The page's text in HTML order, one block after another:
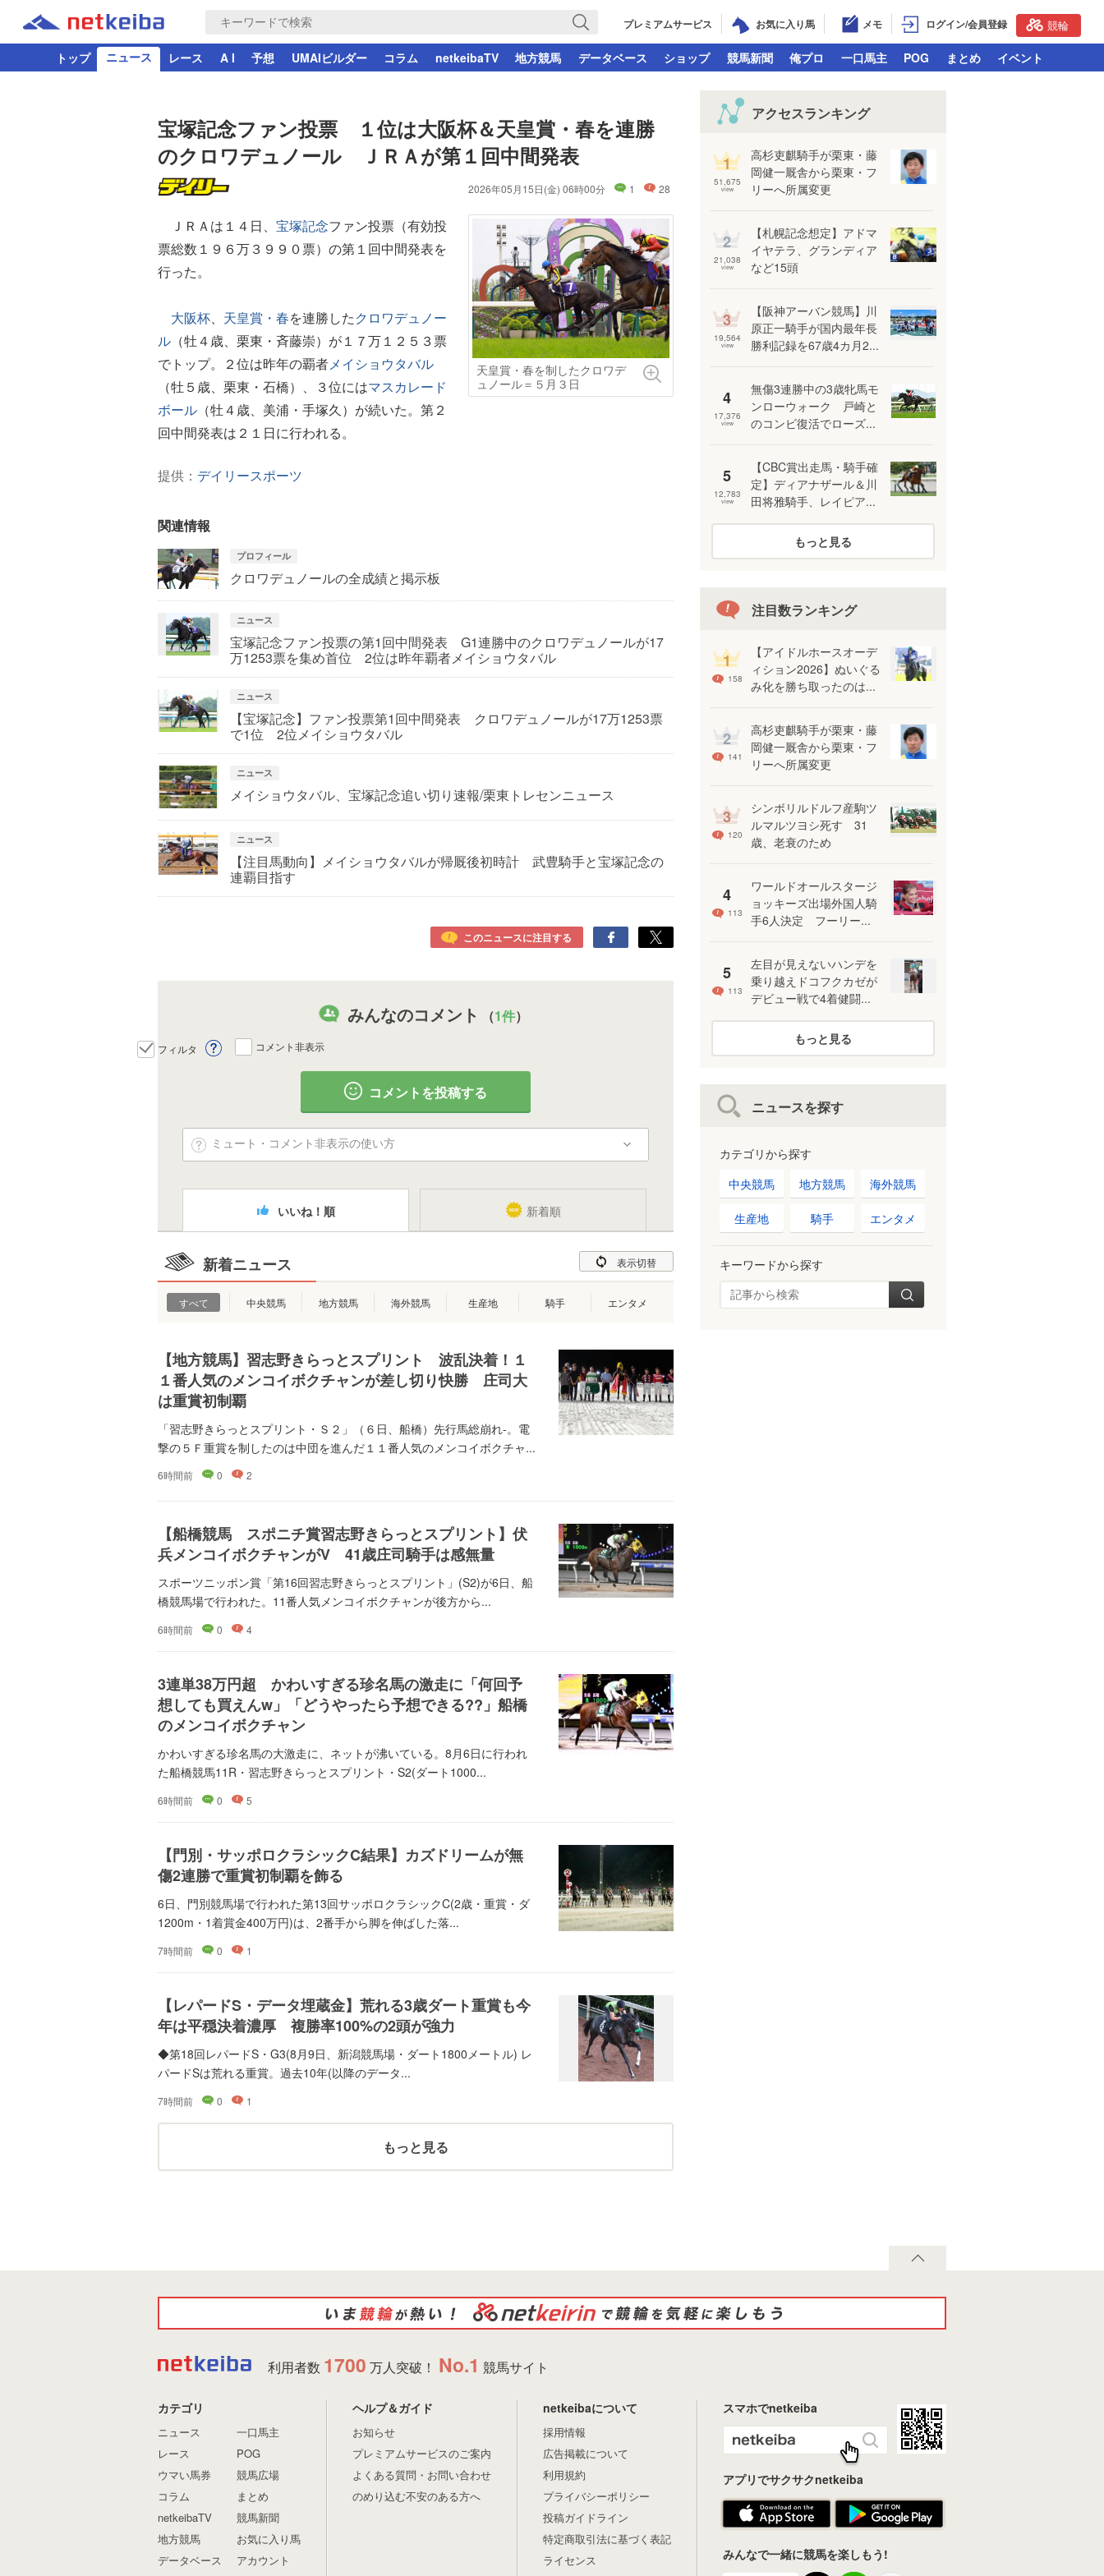
プレミアムサービス お気に入り馬 メモ ログイン/会員登録 競輪
トップ ニュース レース A I 予想 UMAIビルダー コラム netkeibaTV 地方競馬 データベース ショップ 競馬新聞 俺プロ 一口馬主 POG まとめ イベント
宝塚記念ファン投票 １位は大阪杯＆天皇賞・春を連勝
のクロワデュノール ＪＲＡが第１回中間発表
2026年05月15日(金) 06時00分 1 28
天皇賞・春を制したクロワデ
ュノール＝５月３日
ＪＲＡは１４日、 宝塚記念ファン投票（有効投
票総数１９６万３９９０票）の第１回中間発表を
行った。
大阪杯、 天皇賞・春を連勝したクロワデュノー
ル （牡４歳、栗東・斉藤崇）が１７万１２５３票
でトップ。２位は昨年の覇者メイショウタバル
（牡５歳、栗東・石橋）、３位にはマスカレード
ボール （牡４歳、美浦・手塚久）が続いた。第２
回中間発表は２１日に行われる。
提供： デイリースポーツ
関連情報
プロフィール
クロワデュノールの全成績と掲示板
ニュース
宝塚記念ファン投票の第1回中間発表 G1連勝中のクロワデュノールが17
万1253票を集め首位 2位は昨年覇者メイショウタバル
ニュース
【宝塚記念】ファン投票第1回中間発表 クロワデュノールが17万1253票
で1位 2位メイショウタバル
ニュース
メイショウタバル、宝塚記念追い切り速報/栗東トレセンニュース
ニュース
【注目馬動向】メイショウタバルが帰厩後初時計 武豊騎手と宝塚記念の
連覇目指す
このニュースに注目する
みんなのコメント （1件）
フィルタ コメント非表示
コメントを投稿する
ミュート・コメント非表示の使い方
いいね！順 新着順
新着ニュース 表示切替
すべて 中央競馬 地方競馬 海外競馬 生産地 騎手 エンタメ
【地方競馬】習志野きらっとスプリント 波乱決着！１
１番人気のメンコイボクチャンが差し切り快勝 庄司大
は重賞初制覇
「習志野きらっとスプリント・Ｓ２」（６日、船橋）先行馬総崩れ-。電
撃の５Ｆ重賞を制したのは中団を進んだ１１番人気のメンコイボクチャ...
6時間前 0 2
【船橋競馬 スポニチ賞習志野きらっとスプリント】伏
兵メンコイボクチャンがV 41歳庄司騎手は感無量
スポーツニッポン賞「第16回習志野きらっとスプリント」(S2)が6日、船
橋競馬場で行われた。11番人気メンコイボクチャンが後方から...
6時間前 0 4
3連単38万円超 かわいすぎる珍名馬の激走に「何回予
想しても買えんw」「どうやったら予想できる??」船橋
のメンコイボクチャン
かわいすぎる珍名馬の大激走に、ネットが沸いている。8月6日に行われ
た船橋競馬11R・習志野きらっとスプリント・S2(ダート1000...
6時間前 0 5
【門別・サッポロクラシックC結果】カズドリームが無
傷2連勝で重賞初制覇を飾る
6日、門別競馬場で行われた第13回サッポロクラシックC(2歳・重賞・ダ
1200m・1着賞金400万円)は、2番手から脚を伸ばした落...
7時間前 0 1
【レパードS・データ埋蔵金】荒れる3歳ダート重賞も今
年は平穏決着濃厚 複勝率100%の2頭が強力
◆第18回レパードS・G3(8月9日、新潟競馬場・ダート1800メートル) レ
パードSは荒れる重賞。過去10年(以降のデータ...
7時間前 0 1
もっと見る
アクセスランキング
1
51,675
view
高杉吏麒騎手が栗東・藤
岡健一厩舎から栗東・フ
リーへ所属変更
2
21,038
view
【札幌記念想定】アドマ
イヤテラ、グランディア
など15頭
3
19,564
view
【阪神アーバン競馬】川
原正一騎手が国内最年長
勝利記録を67歳4カ月2...
4
17,376
view
無傷3連勝中の3歳牝馬モ
ンローウォーク 戸崎と
のコンビ復活でローズ...
5
12,783
view
【CBC賞出走馬・騎手確
定】ディアナザール＆川
田将雅騎手、レイピア...
もっと見る
注目数ランキング
1
158
【アイドルホースオーデ
ィション2026】ぬいぐる
み化を勝ち取ったのは...
2
141
高杉吏麒騎手が栗東・藤
岡健一厩舎から栗東・フ
リーへ所属変更
3
120
シンボリルドルフ産駒ツ
ルマルツヨシ死す 31
歳、老衰のため
4
113
ワールドオールスタージ
ョッキーズ出場外国人騎
手6人決定 フーリー...
5
113
左目が見えないハンデを
乗り越えドコフクカゼが
デビュー戦で4着健闘...
もっと見る
ニュースを探す
カテゴリから探す
中央競馬
地方競馬 海外競馬
生産地 騎手 エンタメ
キーワードから探す
利用者数 1700 万人突破！ No.1 競馬サイト
カテゴリ
ニュース
レース
ウマい馬券
コラム
netkeibaTV
地方競馬
データベース
一口馬主
POG
競馬広場
まとめ
競馬新聞
お気に入り馬
アカウント
ヘルプ＆ガイド
お知らせ
プレミアムサービスのご案内
よくある質問・お問い合わせ
のめり込む不安のある方へ
netkeibaについて
採用情報
広告掲載について
利用規約
プライバシーポリシー
投稿ガイドライン
特定商取引法に基づく表記
ライセンス
スマホでnetkeiba
アプリでサクサクnetkeiba
みんなで一緒に競馬を楽しもう!